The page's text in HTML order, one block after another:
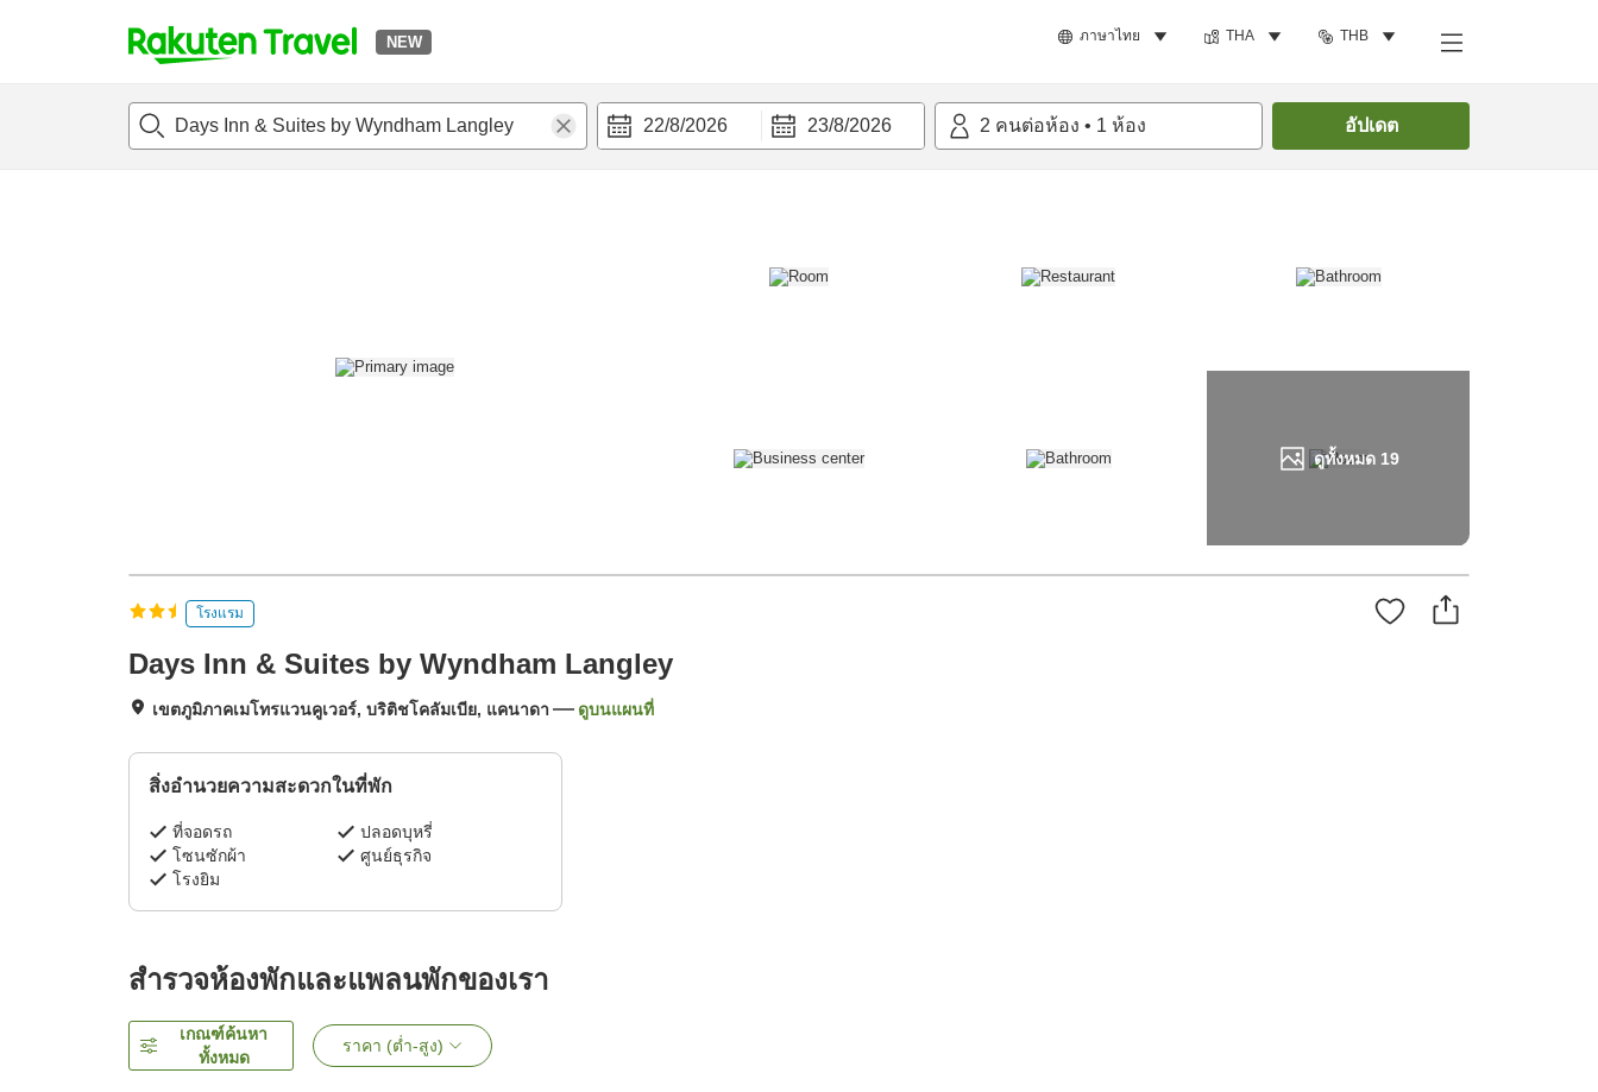
NEW ภาษาไทย THA THB
t
p
22/8/2026 23/8/2026 2 คนต่อห้อง • 1 ห้อง อัปเดต
ดูทั้งหมด 19
แนะนำที่พักห้องพักและแพลนพักรีวิวสิ่่งอำนวยความสะดวก ค้นหาห้องพัก
โรงแรม
Days Inn & Suites by Wyndham Langley
เขตภูมิภาคเมโทรแวนคูเวอร์, บริติชโคลัมเบีย, แคนาดา ดูบนแผนที่
สิ่งอำนวยความสะดวกในที่พัก
ที่จอดรถ
ปลอดบุหรี่
โซนซักผ้า
ศูนย์ธุรกิจ
โรงยิม
สำรวจห้องพักและแพลนพักของเรา
เกณฑ์ค้นหา
ทั้งหมด
ราคา (ต่ำ-สูง)